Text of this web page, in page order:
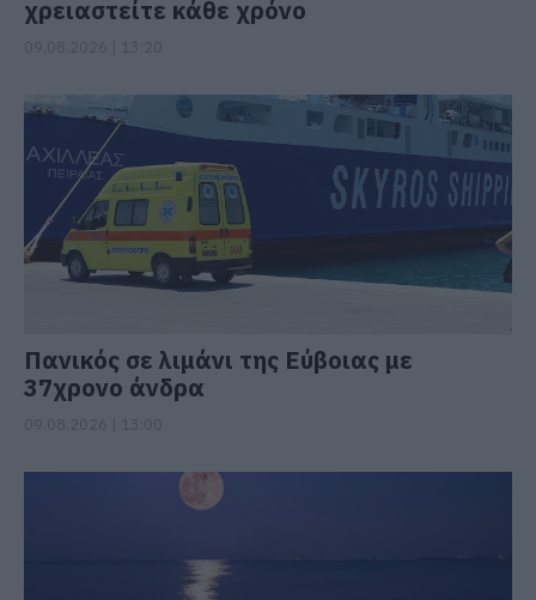
χρειαστείτε κάθε χρόνο
Πανικός σε λιμάνι της Εύβοιας με
37χρονο άνδρα